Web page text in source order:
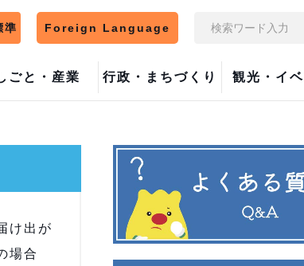
ごと・産業 行政・まちづくり 観光・イベ
準 Foreign Language
け出が
場合